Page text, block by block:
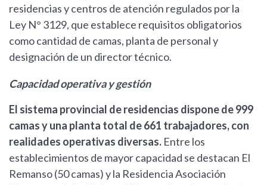
residencias y centros de atención regulados por la
Ley N° 3129, que establece requisitos obligatorios
como cantidad de camas, planta de personal y
designación de un director técnico.
Capacidad operativa y gestión
El sistema provincial de residencias dispone de 999
camas y una planta total de 661 trabajadores, con
realidades operativas diversas. Entre los
establecimientos de mayor capacidad se destacan El
Remanso (50 camas) y la Residencia Asociación